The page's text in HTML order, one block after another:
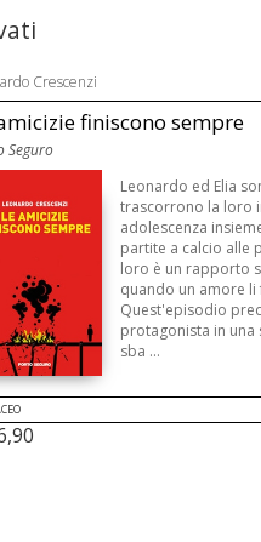
Crescenzi
finiscono sempre
Seguro
Leonardo ed Elia
trascorrono la loro
adolescenza
partite a calcio alle
loro è un rapporto
quando un amore li
Quest'episodio
protagonista in una
sba ...